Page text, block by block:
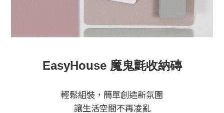
EasyHouse 魔鬼氈收納磚
輕鬆組裝，簡單創造新氛圍
讓生活空間不再凌亂